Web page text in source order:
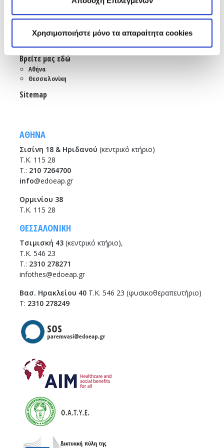
Χρησιμοποιήστε μόνο τα απαραίτητα cookies
Χρήσιμοι κόμβοι
Επικοινωνία
Αποστολή Ηλ. Μηνύματος
Βρείτε μας εδώ
Αθήνα
Θεσσαλονίκη
Sitemap
ΑΘΗΝΑ
Σισίνη 18 & Ηριδανού (κεντρικό κτήριο)
Τ.Κ. 115 28
T.: 210 7264700
info@edoeap.gr
Ορμινίου 38
Τ.Κ. 115 28
ΘΕΣΣΑΛΟΝΙΚΗ
Τσιμισκή 43 (κεντρικό κτήριο),
Τ.Κ. 546 23
T.: 2310 278271
infothes@edoeap.gr
Βασ. Ηρακλείου 40 Τ.Κ. 546 23 (φυσικοθεραπευτήριο)
Τ: 2310 278249